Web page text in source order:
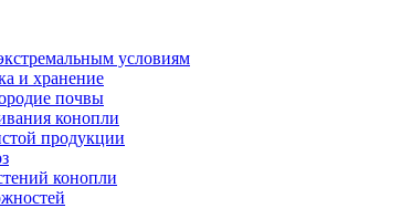
условиям
и хранение
почвы
конопли
продукции
конопли